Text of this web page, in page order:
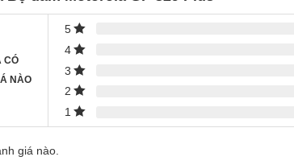
CÓ
NÀO
5
4
3
2
1
giá nào.